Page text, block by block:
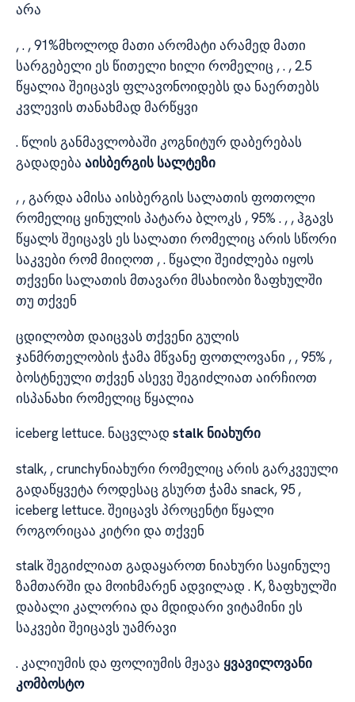
არა
, . , 91%მხოლოდ მათი არომატი არამედ მათი
სარგებელი ეს წითელი ხილი რომელიც , . , 2.5
წყალია შეიცავს ფლავონოიდებს და ნაერთებს
კვლევის თანახმად მარწყვი
. წლის განმავლობაში კოგნიტურ დაბერებას
გადადება აისბერგის სალტეზი
, , გარდა ამისა აისბერგის სალათის ფოთოლი
რომელიც ყინულის პატარა ბლოკს , 95% . , , ჰგავს
წყალს შეიცავს ეს სალათი რომელიც არის სწორი
საკვები რომ მიიღოთ , . წყალი შეიძლება იყოს
თქვენი სალათის მთავარი მსახიობი ზაფხულში
თუ თქვენ
ცდილობთ დაიცვას თქვენი გულის
ჯანმრთელობის ჭამა მწვანე ფოთლოვანი , , 95% ,
ბოსტნეული თქვენ ასევე შეგიძლიათ აირჩიოთ
ისპანახი რომელიც წყალია
iceberg lettuce. ნაცვლად stalk ნიახური
stalk, , crunchyნიახური რომელიც არის გარკვეული
გადაწყვეტა როდესაც გსურთ ჭამა snack, 95 ,
iceberg lettuce. შეიცავს პროცენტი წყალი
როგორიცაა კიტრი და თქვენ
stalk შეგიძლიათ გადაყაროთ ნიახური საყინულე
ზამთარში და მოიხმარენ ადვილად . K, ზაფხულში
დაბალი კალორია და მდიდარი ვიტამინი ეს
საკვები შეიცავს უამრავი
. კალიუმის და ფოლიუმის მჟავა ყვავილოვანი
კომბოსტო